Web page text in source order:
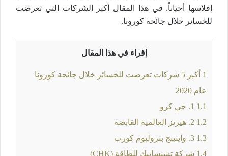
إفلاسها أحياناً. في هذا المقال أكبر الشركات التي تعرضت
للخسائر خلال جائحة كورونا.
إقراء في هذا المقال
1
أكبر 5 شركات تعرضت للخسائر خلال جائحة كورونا
عام 2020
1.1
1.2
1.3
1.4 شركة تشيسابيك للطاقة (CHK)